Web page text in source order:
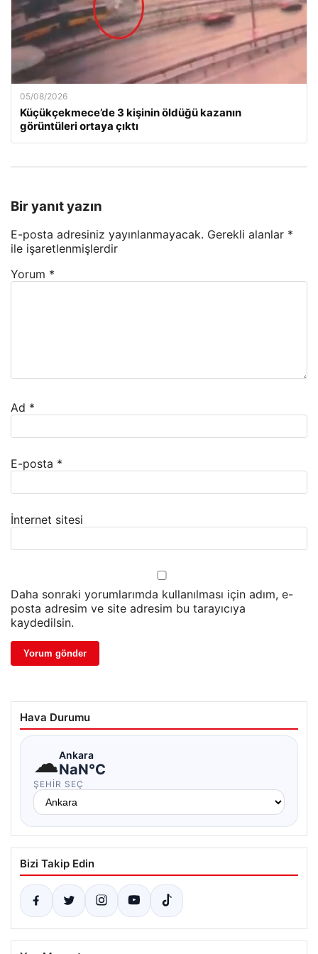
05/08/2026
Küçükçekmece’de 3 kişinin öldüğü kazanın
görüntüleri ortaya çıktı
Bir yanıt yazın
E-posta adresiniz yayınlanmayacak. Gerekli alanlar *
ile işaretlenmişlerdir
Yorum *
Ad *
E-posta *
İnternet sitesi
Daha sonraki yorumlarımda kullanılması için adım, e-
posta adresim ve site adresim bu tarayıcıya
kaydedilsin.
Hava Durumu
☁Ankara
NaN°C
ŞEHIR SEÇ
Bizi Takip Edin